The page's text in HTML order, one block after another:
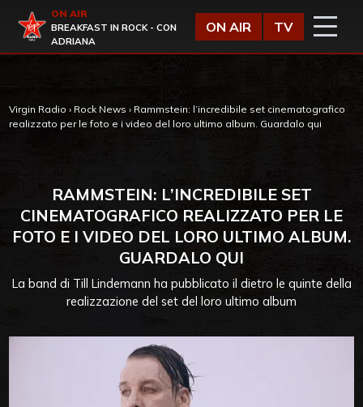
Virgin Radio
ON AIR
BREAKFAST IN ROCK - CON
ADRIANA
ON AIR TV
Virgin Radio › Rock News › Rammstein: l’incredibile set cinematografico
realizzato per le foto e i video del loro ultimo album. Guardalo qui
RAMMSTEIN: L’INCREDIBILE SET
CINEMATOGRAFICO REALIZZATO PER LE
FOTO E I VIDEO DEL LORO ULTIMO ALBUM.
GUARDALO QUI
La band di Till Lindemann ha pubblicato il dietro le quinte della
realizzazione del set del loro ultimo album